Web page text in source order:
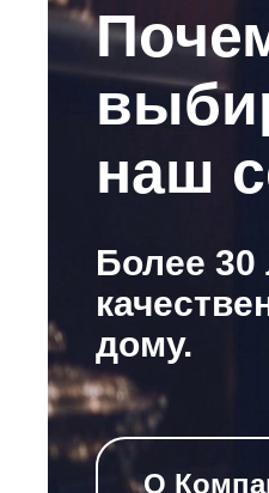
наш
Более 30
дому.
О